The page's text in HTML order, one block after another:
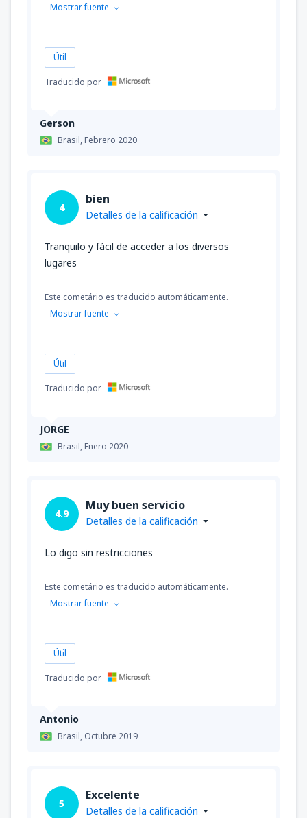
Gerson
Brasil,Febrero 2020
Mostrar fuente
Útil
Traducido por
JORGE
Brasil,Enero 2020
4
bien
Detalles de la calificación
Tranquilo y fácil de acceder a los diversos
lugares
Este cometário es traducido automáticamente.
Mostrar fuente
Útil
Traducido por
Antonio
Brasil, Octubre 2019
4.9
Muy buen servicio
Detalles de la calificación
Lo digo sin restricciones
Este cometário es traducido automáticamente.
Mostrar fuente
Útil
Traducido por
5
Excelente
Detalles de la calificación